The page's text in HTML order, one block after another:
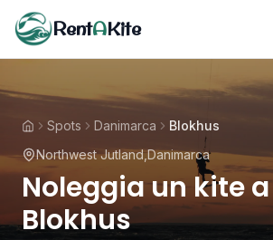
RentAKite
Spots Danimarca
Blokhus
Northwest Jutland,Danimarca
Noleggia un kite a
Blokhus